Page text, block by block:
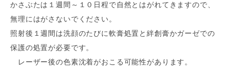
かさぶたは１週間～１０日程で自然とはがれてきますので、
無理にはがさないでください。
照射後１週間は洗顔のたびに軟膏処置と絆創膏かガーゼでの
保護の処置が必要です。
レーザー後の色素沈着がおこる可能性があります。